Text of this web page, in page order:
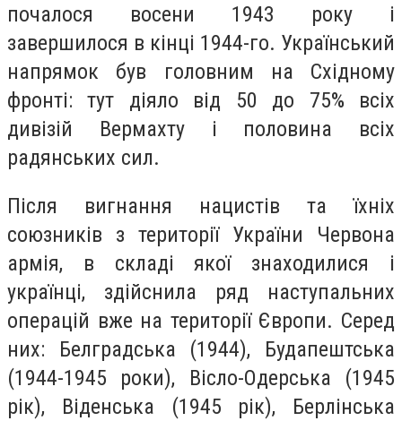
почалося восени 1943 року і
завершилося в кінці 1944-го. Український
напрямок був головним на Східному
фронті: тут діяло від 50 до 75% всіх
дивізій Вермахту і половина всіх
радянських сил.
Після вигнання нацистів та їхніх
союзників з території України Червона
армія, в складі якої знаходилися і
українці, здійснила ряд наступальних
операцій вже на території Європи. Серед
них: Белградська (1944), Будапештська
(1944-1945 роки), Вісло-Одерська (1945
рік), Віденська (1945 рік), Берлінська